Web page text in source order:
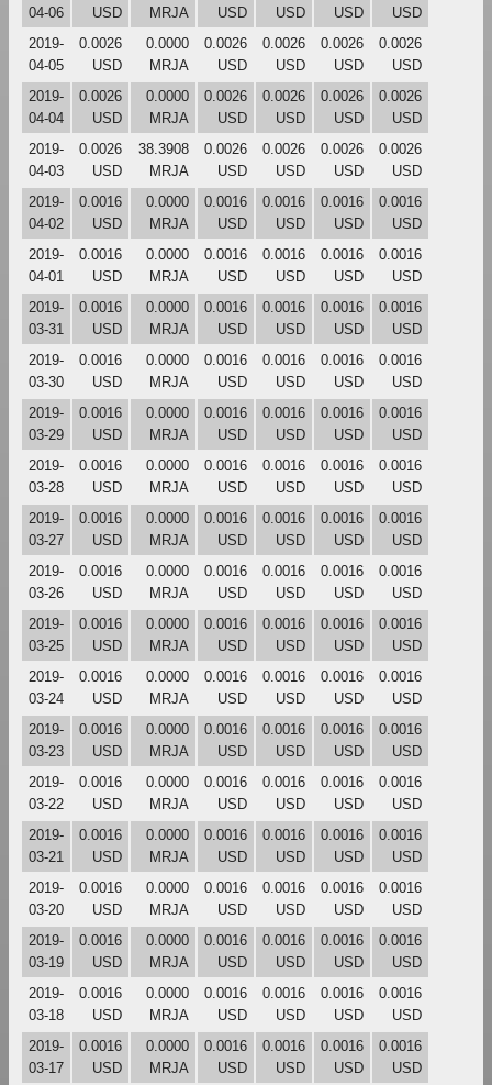
04-06
USD
MRJA
USD
USD
USD
USD
2019-
04-05
0.0026
USD
0.0000
MRJA
0.0026
USD
0.0026
USD
0.0026
USD
0.0026
USD
2019-
04-04
0.0026
USD
0.0000
MRJA
0.0026
USD
0.0026
USD
0.0026
USD
0.0026
USD
2019-
04-03
0.0026
USD
38.3908
MRJA
0.0026
USD
0.0026
USD
0.0026
USD
0.0026
USD
2019-
04-02
0.0016
USD
0.0000
MRJA
0.0016
USD
0.0016
USD
0.0016
USD
0.0016
USD
2019-
04-01
0.0016
USD
0.0000
MRJA
0.0016
USD
0.0016
USD
0.0016
USD
0.0016
USD
2019-
03-31
0.0016
USD
0.0000
MRJA
0.0016
USD
0.0016
USD
0.0016
USD
0.0016
USD
2019-
03-30
0.0016
USD
0.0000
MRJA
0.0016
USD
0.0016
USD
0.0016
USD
0.0016
USD
2019-
03-29
0.0016
USD
0.0000
MRJA
0.0016
USD
0.0016
USD
0.0016
USD
0.0016
USD
2019-
03-28
0.0016
USD
0.0000
MRJA
0.0016
USD
0.0016
USD
0.0016
USD
0.0016
USD
2019-
03-27
0.0016
USD
0.0000
MRJA
0.0016
USD
0.0016
USD
0.0016
USD
0.0016
USD
2019-
03-26
0.0016
USD
0.0000
MRJA
0.0016
USD
0.0016
USD
0.0016
USD
0.0016
USD
2019-
03-25
0.0016
USD
0.0000
MRJA
0.0016
USD
0.0016
USD
0.0016
USD
0.0016
USD
2019-
03-24
0.0016
USD
0.0000
MRJA
0.0016
USD
0.0016
USD
0.0016
USD
0.0016
USD
2019-
03-23
0.0016
USD
0.0000
MRJA
0.0016
USD
0.0016
USD
0.0016
USD
0.0016
USD
2019-
03-22
0.0016
USD
0.0000
MRJA
0.0016
USD
0.0016
USD
0.0016
USD
0.0016
USD
2019-
03-21
0.0016
USD
0.0000
MRJA
0.0016
USD
0.0016
USD
0.0016
USD
0.0016
USD
2019-
03-20
0.0016
USD
0.0000
MRJA
0.0016
USD
0.0016
USD
0.0016
USD
0.0016
USD
2019-
03-19
0.0016
USD
0.0000
MRJA
0.0016
USD
0.0016
USD
0.0016
USD
0.0016
USD
2019-
03-18
0.0016
USD
0.0000
MRJA
0.0016
USD
0.0016
USD
0.0016
USD
0.0016
USD
2019-
03-17
0.0016
USD
0.0000
MRJA
0.0016
USD
0.0016
USD
0.0016
USD
0.0016
USD